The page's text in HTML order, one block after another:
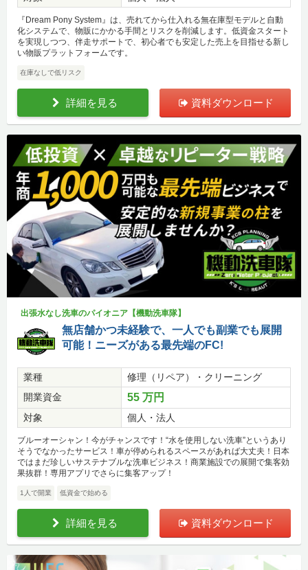
『Dream Pony System』は、売れてから仕入れる無在庫型モデルと自動
化システムで、物販にかかる手間とリスクを削減します。低資金スタート
を実現しつつ、伴走サポートで、初心者でも安定した売上を目指せる新し
い物販プラットフォームです。
在庫なしで低リスク
詳細を見る 資料ダウンロード
出張水なし洗車のパイオニア【機動洗車隊】
無店舗かつ未経験で、一人でも副業でも展開
可能！ニーズがある最先端のFC!
業種
修理（リペア）・クリーニング
開業資金
55 万円
対象 個人・法人
ブルーオーシャン！今がチャンスです！“水を使用しない洗車”というあり
そうでなかったサービス！車が停められるスペースがあれば大丈夫！日本
ではまだ珍しいサステナブルな洗車ビジネス！商業施設での展開で集客効
果抜群！専用アプリでさらに集客アップ！
1人で開業 低資金で始める
詳細を見る 資料ダウンロード